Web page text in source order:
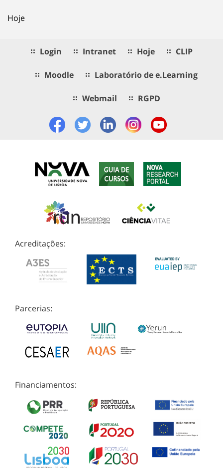
Hoje
Login Intranet Hoje CLIP
Moodle Laboratório de e.Learning
Webmail RGPD
Acreditações:
Parcerias:
Financiamentos: